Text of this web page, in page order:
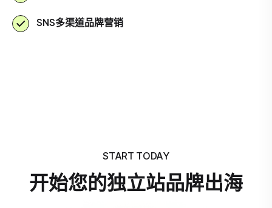
SNS多渠道品牌营销
START TODAY
开始您的独立站品牌出海